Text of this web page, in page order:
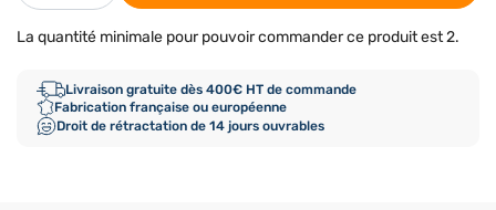
La quantité minimale pour pouvoir commander ce produit est 2.
Livraison gratuite dès 400€ HT de commande
Fabrication française ou européenne
Droit de rétractation de 14 jours ouvrables